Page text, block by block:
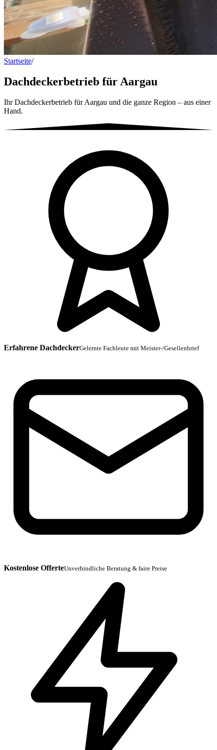
Startseite/Dachdeckerbetrieb für Aargau
Dachdeckerbetrieb für Aargau
Ihr Dachdeckerbetrieb für Aargau und die ganze Region – aus einer
Hand.
Erfahrene DachdeckerGelernte Fachleute mit Meister-/Gesellenbrief
Kostenlose OfferteUnverbindliche Beratung & faire Preise